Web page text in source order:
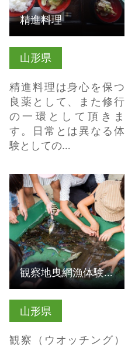
山形県
精進料理は身心を保つ
良薬として、また修行
の一環として頂きま
す。日常とは異なる体
験としての…
精進料理
山形県
観察（ウオッチング）
詳細はこちら
観察地曳網漁体験 魚ッチング（山形県鶴岡市）